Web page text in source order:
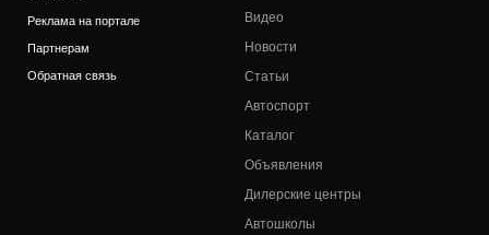
Реклама на портале
Партнерам
Обратная связь
Видео
Новости
Статьи
Автоспорт
Каталог
Объявления
Дилерские центры
Автошколы